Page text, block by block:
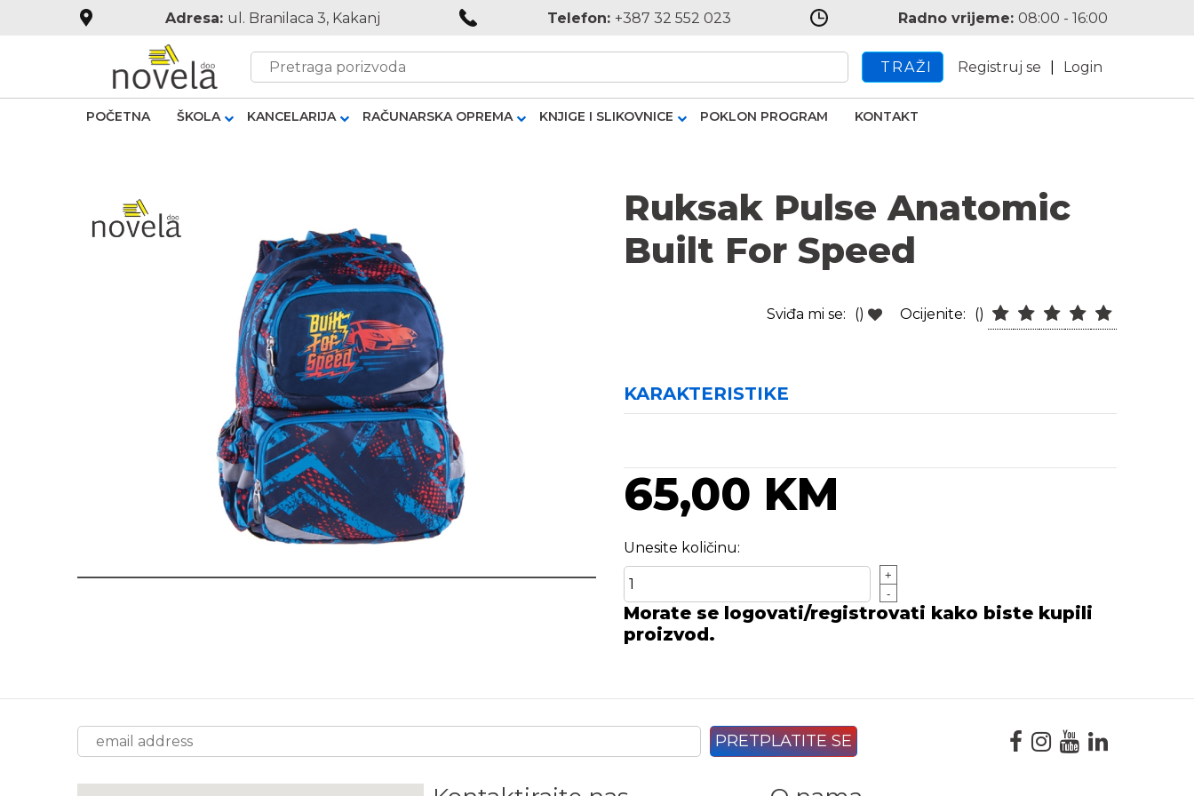
Adresa: ul. Branilaca 3, Kakanj Telefon: +387 32 552 023 Radno vrijeme: 08:00 - 16:00
TRAŽI Registruj se Login
POČETNA ŠKOLA KANCELARIJA RAČUNARSKA OPREMA KNJIGE I SLIKOVNICE POKLON PROGRAM KONTAKT
Ruksak Pulse Anatomic
Built For Speed
Sviđa mi se: () Ocijenite: ()
KARAKTERISTIKE
65,00 KM
Unesite količinu:
+
-
Morate se logovati/registrovati kako biste kupili
proizvod.